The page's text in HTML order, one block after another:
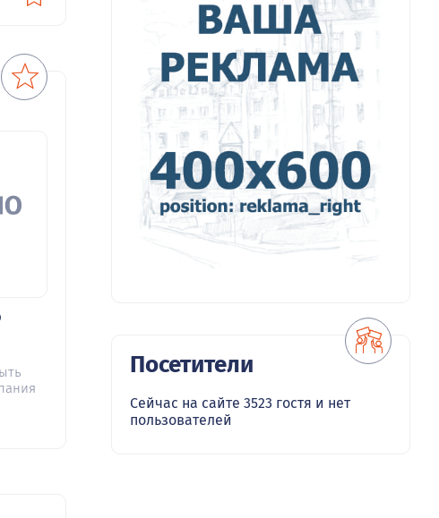
Посетители
Сейчас на сайте 3523 гостя и нет
пользователей